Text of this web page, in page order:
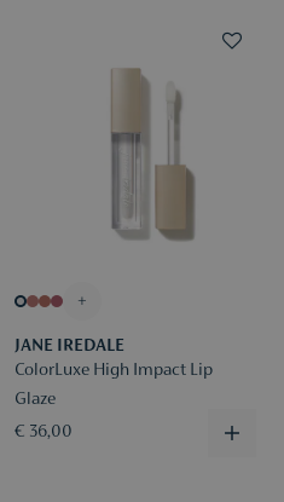
+
JANE IREDALE
ColorLuxe High Impact Lip
Glaze
€ 36,00